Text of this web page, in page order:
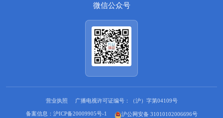
微信公众号
营业执照 广播电视许可证编号：（沪）字第04109号
备案信息：沪ICP备20009905号-1 沪公网安备 31010102006696号